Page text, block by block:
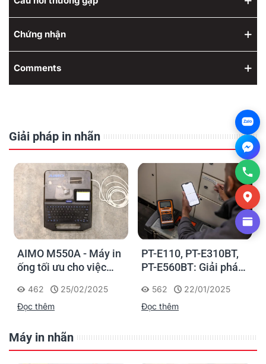
Chứng nhận
Comments
Giải pháp in nhãn
AIMO M550A - Máy in
ống tối ưu cho việc
nhận diện cáp điện,
cáp mạng
462
25/02/2025
Đọc thêm
PT-E110, PT-E310BT,
PT-E560BT: Giải pháp
nghiệp của Brother
562
22/01/2025
Đọc thêm
Máy in nhãn
Zalo